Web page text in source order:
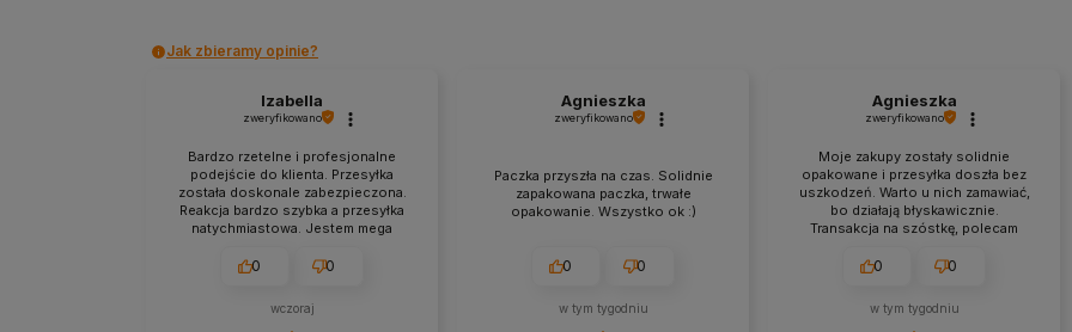
Jak zbieramy opinie?
Izabella
zweryfikowano
Bardzo rzetelne i profesjonalne
podejście do klienta. Przesyłka
została doskonale zabezpieczona.
Reakcja bardzo szybka a przesyłka
natychmiastowa. Jestem mega
sklepie.
0 0
wczoraj
Agnieszka
zweryfikowano
Paczka przyszła na czas. Solidnie
zapakowana paczka, trwałe
opakowanie. Wszystko ok :)
0 0
w tym tygodniu
Agnieszka
zweryfikowano
Moje zakupy zostały solidnie
opakowane i przesyłka doszła bez
uszkodzeń. Warto u nich zamawiać,
bo działają błyskawicznie.
Transakcja na szóstkę, polecam
0 0
w tym tygodniu